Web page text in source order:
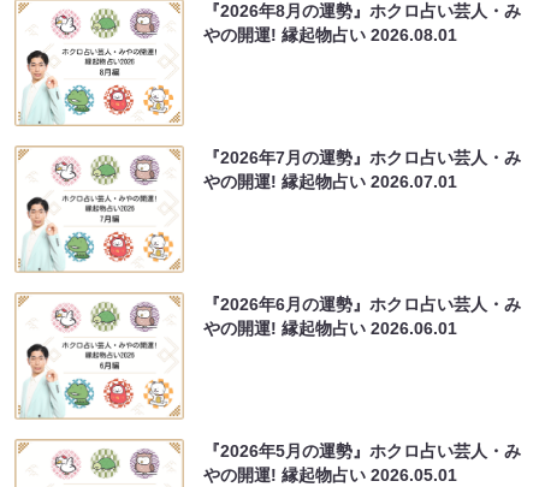
『2026年8月の運勢』ホクロ占い芸人・み
やの開運! 縁起物占い2026.08.01
『2026年7月の運勢』ホクロ占い芸人・み
やの開運! 縁起物占い2026.07.01
『2026年6月の運勢』ホクロ占い芸人・み
やの開運! 縁起物占い2026.06.01
『2026年5月の運勢』ホクロ占い芸人・み
やの開運! 縁起物占い2026.05.01